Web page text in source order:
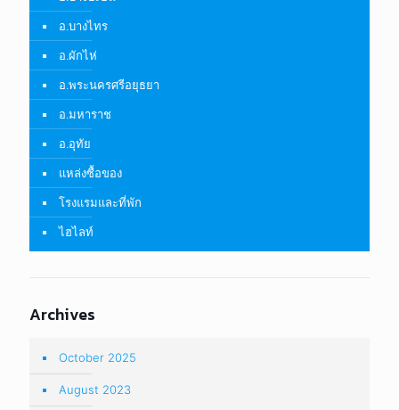
อ.บางไทร
อ.ผักไห่
อ.พระนครศรีอยุธยา
อ.มหาราช
อ.อุทัย
แหล่งซื้อของ
โรงแรมและที่พัก
ไฮไลท์
Archives
October 2025
August 2023